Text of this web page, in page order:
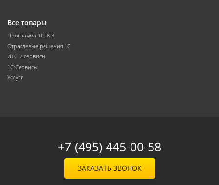
Все товары
Программа 1С: 8.3
Отраслевые решения 1С
ИТС и сервисы
1С:Сервисы
Услуги
+7 (495) 445-00-58
ЗАКАЗАТЬ ЗВОНОК